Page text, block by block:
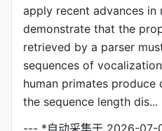
apply recent advances in
demonstrate that the
retrieved by a parser
sequences of
human primates
the sequence length dis...
--- *自动采集于 2026-07-